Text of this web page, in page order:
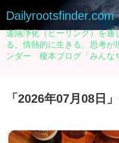
Dailyrootsfinder.com
遠隔浄化（ヒーリング）を通
る。情熱的に生きる。思考が
ンダー 榎本ブログ「みんな
「 2026年07月08日 」